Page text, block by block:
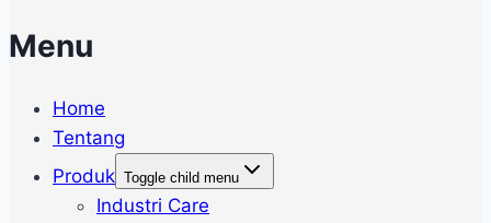
Menu
Home
Tentang
Produk Toggle child menu
Industri Care